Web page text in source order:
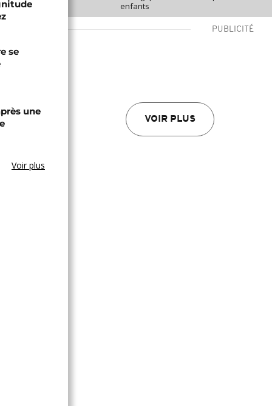
enfants
PUBLICITÉ
VOIR PLUS
se
une
Voir plus